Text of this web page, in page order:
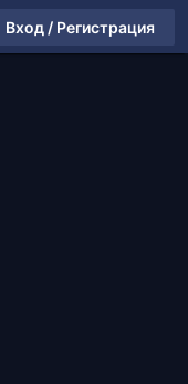
Вход / Регистрация